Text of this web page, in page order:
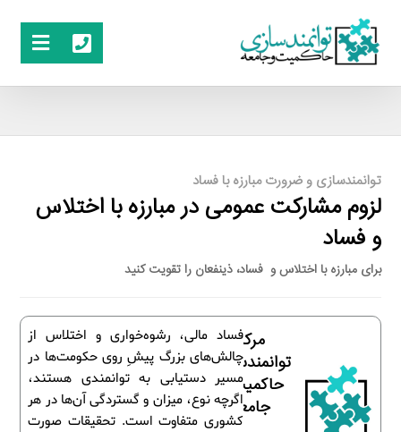
توانمندسازی و ضرورت مبارزه با فساد
لزوم مشارکت عمومی در مبارزه با اختلاس
و فساد
برای مبارزه با اختلاس و فساد، ذینفعان را تقویت کنید
فساد مالی، رشوه‌خواری و اختلاس از
چالش‌های بزرگ پیشِ‌ روی حکومت‌ها در
مسیر دستیابی به توانمندی هستند،
اگرچه نوع، میزان و گستردگی آن‌ها در هر
کشوری متفاوت است. تحقیقات صورت
مرکز
توانمندسازی
حاکمیت و
جامعه